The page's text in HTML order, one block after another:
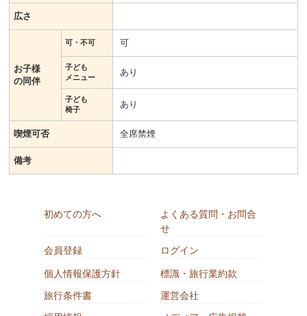
広さ
お子様
の同伴
可・不可 可
子ども
メニュー
あり
子ども
椅子
あり
喫煙可否 全席禁煙
備考
初めての方へ
よくある質問・お問合
せ
会員登録
ログイン
個人情報保護方針
標識・旅行業約款
旅行条件書
運営会社